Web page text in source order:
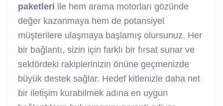
paketleri ile hem arama motorları gözünde
değer kazanmaya hem de potansiyel
müşterilere ulaşmaya başlamış olursunuz. Her
bir bağlantı, sizin için farklı bir fırsat sunar ve
sektördeki rakiplerinizin önüne geçmenizde
büyük destek sağlar. Hedef kitlenizle daha net
bir iletişim kurabilmek adına en uygun